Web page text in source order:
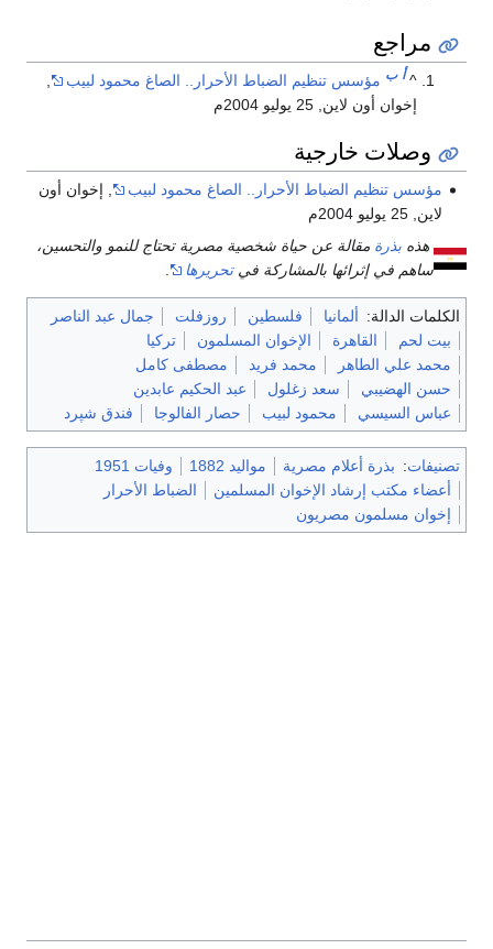
مراجع
^أ ب مؤسس تنظيم الضباط الأحرار.. الصاغ محمود لبيب
إخوان أون لاين, 25 يوليو 2004م
وصلات خارجية
مؤسس تنظيم الضباط الأحرار.. الصاغ محمود لبيب
, إخوان أون
لاين, 25 يوليو 2004م
هذه بذرة مقالة عن حياة شخصية مصرية تحتاج للنمو والتحسين،
ساهم في إثرائها بالمشاركة فيتحريرها
الكلمات الدالة: ألمانيا فلسطين روزفلت
جمال عبد الناصر
بيت لحم
القاهرة الإخوان المسلمون
تركيا
محمد علي الطاهر
محمد فريد
مصطفى كامل
حسن الهضيبي
سعد زغلول
عبد الحكيم عابدين
عباس السيسي
محمود لبيب حصار الفالوجا فندق شپرد
تصنيفات: بذرة أعلام مصرية مواليد 1882
وفيات 1951
أعضاء مكتب إرشاد الإخوان المسلمين
الضباط الأحرار
إخوان مسلمون مصريون